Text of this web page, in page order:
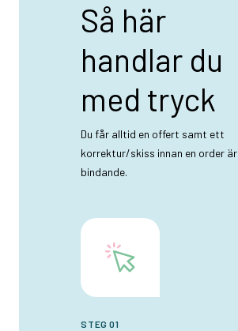
Så här
handlar du
med tryck
Du får alltid en offert samt ett
korrektur/skiss innan en order är
bindande.
STEG 01